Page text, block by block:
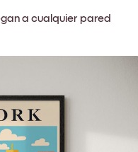
a cualquier pared